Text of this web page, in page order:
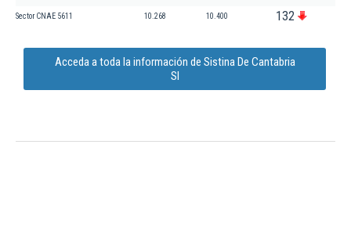
Sector CNAE 5611 10.268 10.400 132
Acceda a toda la información de Sistina De Cantabria
Sl